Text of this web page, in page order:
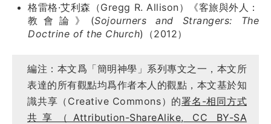
格雷格·艾利森（Gregg R. Allison）《客旅與外人：
教會論》(Sojourners and Strangers: The
Doctrine of the Church)（2012）
​​編注：本文爲「簡明神學」系列專文之一，本文所
表達的所有觀點均爲作者本人的觀點，本文基於知
識共享（Creative Commons）的署名-相同方式
共享（Attribution-ShareAlike, CC BY-SA